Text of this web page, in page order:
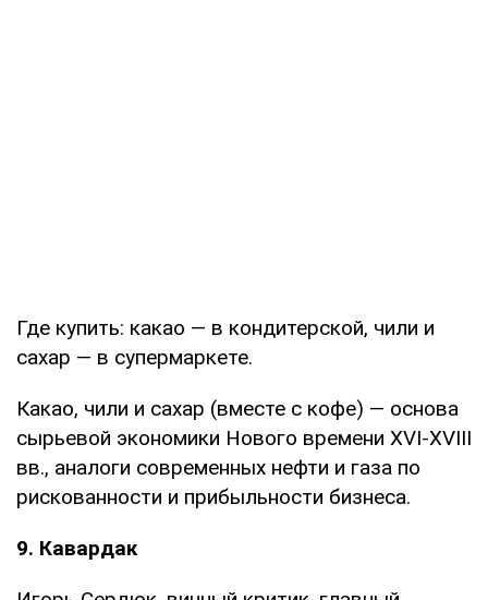
Где купить: какао — в кондитерской, чили и
сахар — в супермаркете.
Какао, чили и сахар (вместе с кофе) — основа
сырьевой экономики Нового времени XVI-XVIII
вв., аналоги современных нефти и газа по
рискованности и прибыльности бизнеса.
9. Кавардак